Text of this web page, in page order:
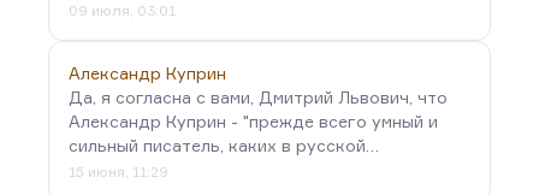
09 июля, 03:01
Александр Куприн
Да, я согласна с вами, Дмитрий Львович, что
Александр Куприн - "прежде всего умный и
сильный писатель, каких в русской…
15 июня, 11:29